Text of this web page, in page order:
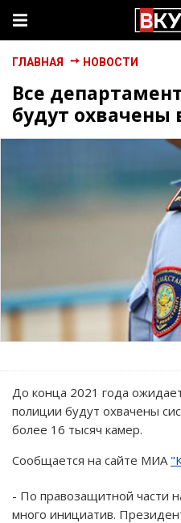
ГЛАВНАЯ НОВОСТИ
Все
будут
До конца 2021 года
полиции будут охвачены
более 16 тысяч камер.
Сообщается на сайте МИА
- По правозащитной части
много инициатив.